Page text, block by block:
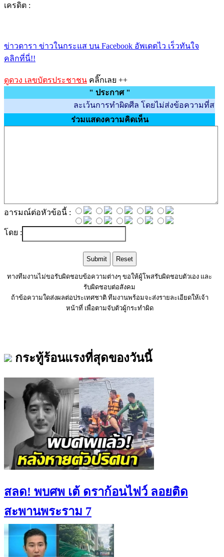
เครดิต :
ข่าวดารา ข่าวในกระแส บน Facebook อัพเดตไว เร็วทันใจ
คลิกที่นี่!!
ดูดวง เลขบัตรประชาชน คลิ๊กเลย ++
" ประกาศ "
ละเว้นการทำผิดศีล โดยไม่ส่งข้อความที่สร้างค
ร่วมแสดงความคิดเห็น
อารมณ์ต่อหัวข้อนี้ :
โดย :
ทางทีมงานไม่ขอรับผิดชอบข้อความต่างๆ ขอให้ผู้โพสรับผิดชอบตัวเอง และ
รับผิดชอบต่อสังคม
ถ้าข้อความใดส่งผลต่อประเทศชาติ ทีมงานพร้อมจะส่งรายละเอียดให้เจ้า
หน้าที่ เพื่อตามจับตัวผู้กระทำผิด
กระทู้ร้อนแรงที่สุดของวันนี้
สลด! พบศพ เต้ ดราก้อนไฟว์ ลอยติด
สะพานพระราม 7